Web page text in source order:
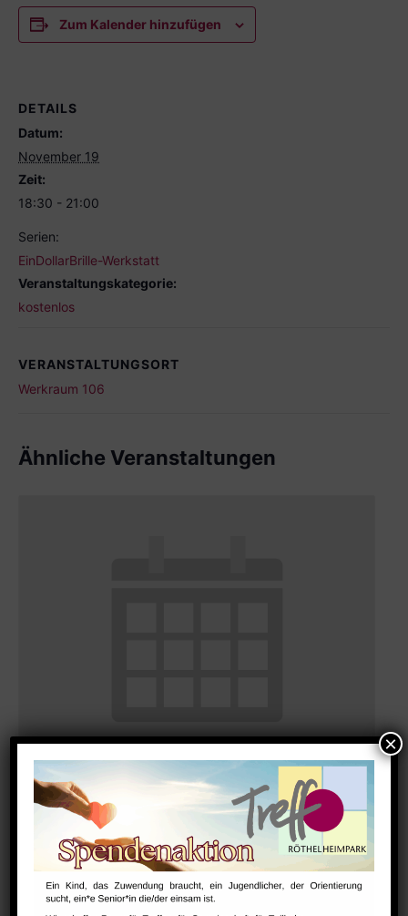
Zum Kalender hinzufügen
DETAILS
Datum:
November 19
Zeit:
18:30 - 21:00
Serien:
EinDollarBrille-Werkstatt
Veranstaltungskategorie:
kostenlos
VERANSTALTUNGSORT
Werkraum 106
Ähnliche Veranstaltungen
Bharathanatiyam Kindertanzgruppe
August 9 @ 10:00